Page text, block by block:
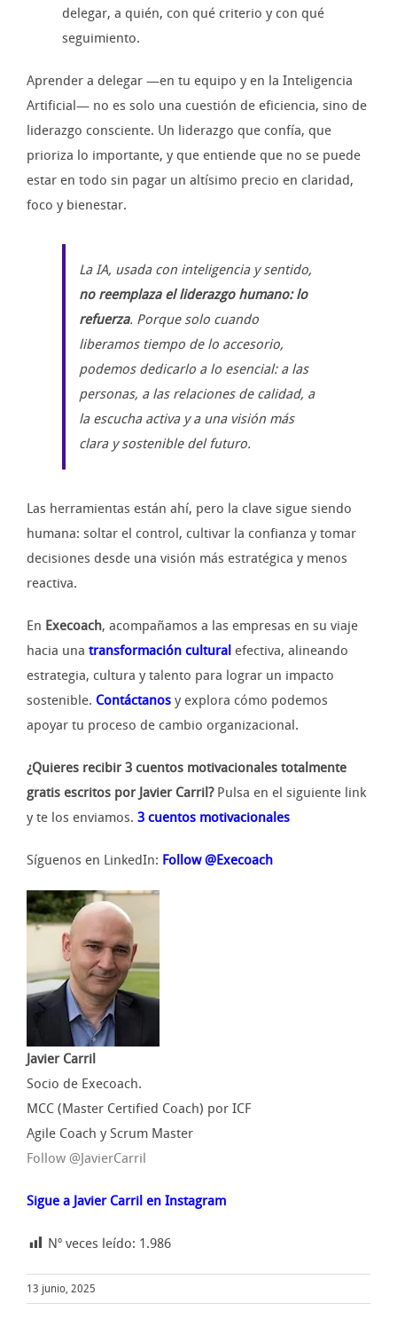
delegar, a quién, con qué criterio y con qué
seguimiento.
Aprender a delegar —en tu equipo y en la Inteligencia
Artificial— no es solo una cuestión de eficiencia, sino de
liderazgo consciente. Un liderazgo que confía, que
prioriza lo importante, y que entiende que no se puede
estar en todo sin pagar un altísimo precio en claridad,
foco y bienestar.
La IA, usada con inteligencia y sentido,
no reemplaza el liderazgo humano: lo
refuerza. Porque solo cuando
liberamos tiempo de lo accesorio,
podemos dedicarlo a lo esencial: a las
personas, a las relaciones de calidad, a
la escucha activa y a una visión más
clara y sostenible del futuro.
Las herramientas están ahí, pero la clave sigue siendo
humana: soltar el control, cultivar la confianza y tomar
decisiones desde una visión más estratégica y menos
reactiva.
En Execoach, acompañamos a las empresas en su viaje
hacia una transformación cultural efectiva, alineando
estrategia, cultura y talento para lograr un impacto
sostenible. Contáctanos y explora cómo podemos
apoyar tu proceso de cambio organizacional.
¿Quieres recibir 3 cuentos motivacionales totalmente
gratis escritos por Javier Carril?Pulsa en el siguiente link
y te los enviamos. 3 cuentos motivacionales
Síguenos en LinkedIn: Follow @Execoach
Javier Carril
Socio de Execoach.
MCC (Master Certified Coach) por ICF
Agile Coach y Scrum Master
Follow @JavierCarril
Sigue a Javier Carril en Instagram
Nº veces leído: 1.986
13 junio, 2025